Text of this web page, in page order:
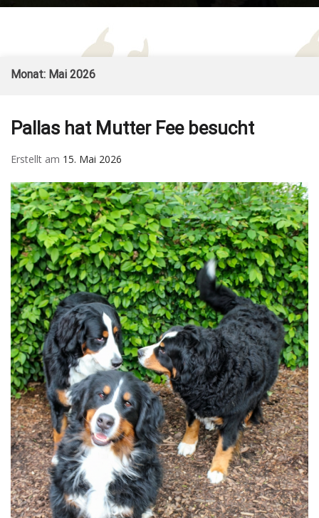
Sennenhunde
– Züchter im SSV und
for
Monat: Mai 2026
Pallas hat Mutter Fee besucht
Erstellt am 15. Mai 2026